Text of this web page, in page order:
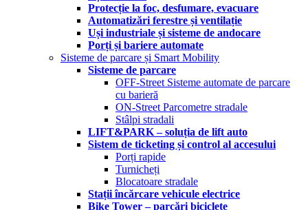
Protecție la foc, desfumare, evacuare
Automatizări ferestre și ventilație
Uși industriale și sisteme de andocare
Porți și bariere automate
Sisteme de parcare și Smart Mobility
Sisteme de parcare
OFF-Street Sisteme automate de parcare
cu barieră
ON-Street Parcometre stradale
Stâlpi stradali
LIFT&PARK – soluția de lift auto
Sistem de ticketing și control al accesului
Porți rapide
Turnicheți
Blocatoare stradale
Stații încărcare vehicule electrice
Bike Tower – parcări biciclete